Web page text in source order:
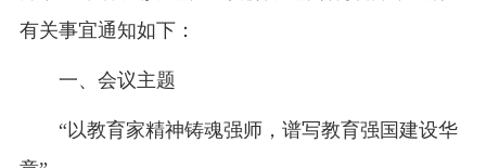
有关事宜通知如下：
一、会议主题
“以教育家精神铸魂强师，谱写教育强国建设华